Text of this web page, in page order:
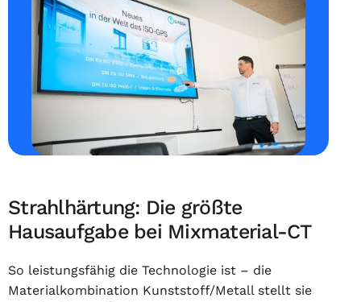
Strahlhärtung: Die größte
Hausaufgabe bei Mixmaterial-CT
So leistungsfähig die Technologie ist – die
Materialkombination Kunststoff/Metall stellt sie